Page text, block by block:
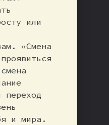
или
«Смена
переход
и мира.